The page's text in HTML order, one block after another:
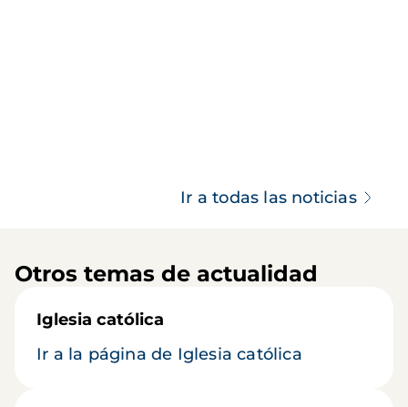
Ir a todas las noticias
Otros temas de actualidad
Iglesia católica
Ir a la página de Iglesia católica